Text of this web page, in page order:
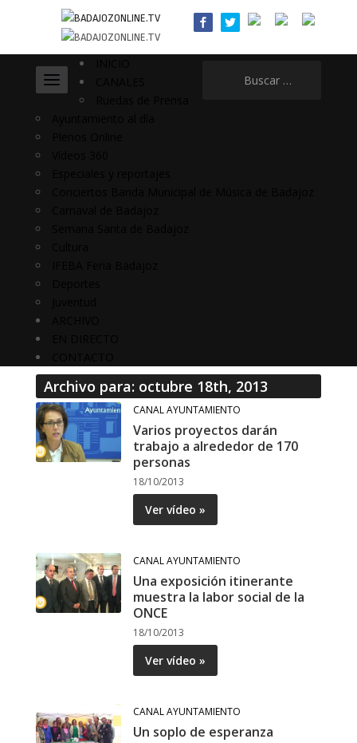
Archivo para: octubre 18th, 2013
CANAL AYUNTAMIENTO
Varios proyectos darán
trabajo a alrededor de 170
personas
18/10/2013
Ver vídeo »
CANAL AYUNTAMIENTO
Una exposición itinerante
muestra la labor social de la
ONCE
18/10/2013
Ver vídeo »
CANAL AYUNTAMIENTO
Un soplo de esperanza